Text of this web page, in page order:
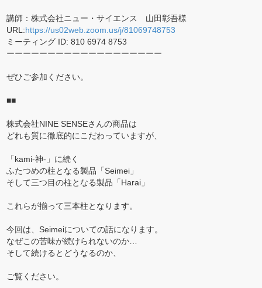
講師：株式会社ニュー・サイエンス 山田彰吾様
URL:https://us02web.zoom.us/j/81069748753
ミーティング ID: 810 6974 8753
ーーーーーーーーーーーーーーーーーーー
ぜひご参加ください。
■■
株式会社NINE SENSEさんの商品は
どれも質に徹底的にこだわっていますが、
「kami-神-」に続く
ふたつめの柱となる製品「Seimei」
そして三つ目の柱となる製品「Harai」
これらが揃って三本柱となります。
今回は、Seimeiについての話になります。
なぜこの苦味が続けられないのか…
そして続けるとどうなるのか、
ご覧ください。